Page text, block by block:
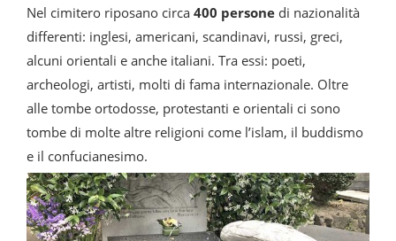
Nel cimitero riposano circa 400 persone di nazionalità
differenti: inglesi, americani, scandinavi, russi, greci,
alcuni orientali e anche italiani. Tra essi: poeti,
archeologi, artisti, molti di fama internazionale. Oltre
alle tombe ortodosse, protestanti e orientali ci sono
tombe di molte altre religioni come l’islam, il buddismo
e il confucianesimo.